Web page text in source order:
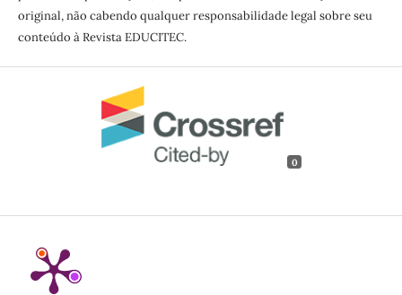
original, não cabendo qualquer responsabilidade legal sobre seu
conteúdo à Revista EDUCITEC.
0